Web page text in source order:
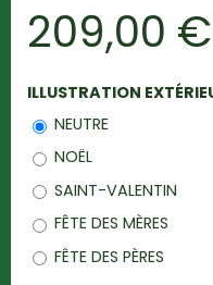
209,00 €
ILLUSTRATION
NEUTRE
NOËL
SAINT-VALENTIN
FÊTE DES MÈRES
FÊTE DES PÈRES